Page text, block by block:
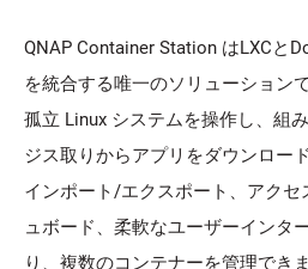
QNAP Container Station はLXCと
を統合する唯一のソリューション
孤立 Linux システムを操作し、組
ジス取りからアプリをダウンロー
インポート/エクスポート、アクセ
ュボード、柔軟なユーザーインタ
り、複数のコンテナーを管理でき